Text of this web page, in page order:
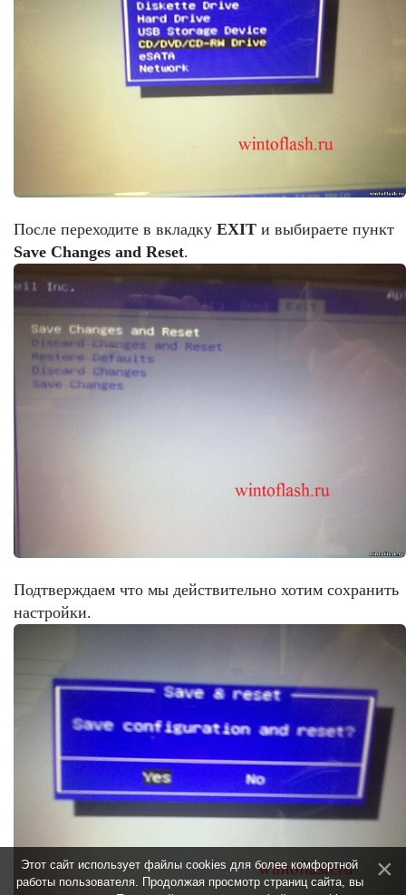
После переходите в вкладку EXIT и выбираете пункт
Save Changes and Reset.
Подтверждаем что мы действительно хотим сохранить
настройки.
Этот сайт использует файлы cookies для более комфортной
работы пользователя. Продолжая просмотр страниц сайта, вы